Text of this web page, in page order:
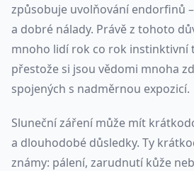
způsobuje uvolňování endorfinů
a dobré nálady. Právě z tohoto
mnoho lidí rok co rok instinktivní
přestože si jsou vědomi mnoha
spojených s nadměrnou expozicí.
Sluneční záření může mít
a dlouhodobé důsledky. Ty
známy: pálení, zarudnutí kůže